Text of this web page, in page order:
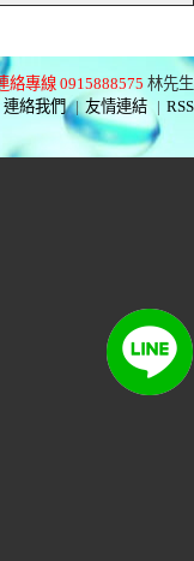
絡專線 0915888575 林先生
連絡我們 | 友情連結 | RSS